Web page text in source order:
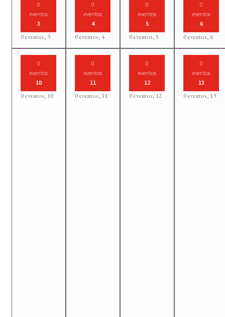
0
eventos
3
0 eventos, 3
0
eventos
4
0 eventos, 4
0
eventos
5
0 eventos,5
0
eventos
6
0 eventos, 6
0
eventos
10
0 eventos, 10
0
eventos
11
0 eventos, 11
0
eventos
12
0 eventos, 12
0
eventos
13
0 eventos, 13